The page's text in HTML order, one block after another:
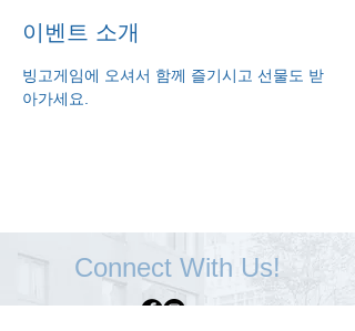
이벤트 소개
빙고게임에 오셔서 함께 즐기시고 선물도 받
아가세요.
Connect With Us!